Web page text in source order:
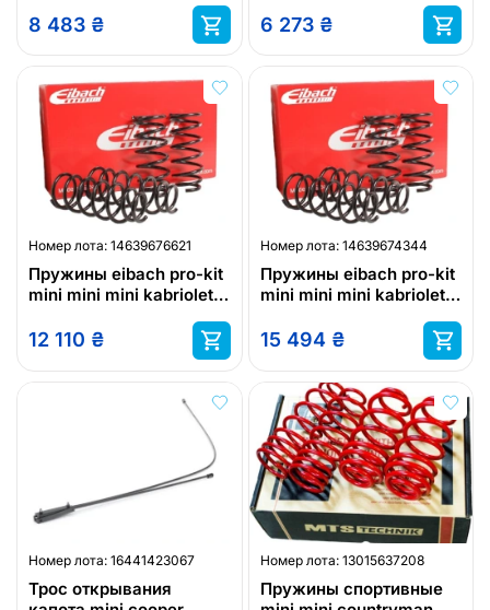
8 483 ₴ 6 273 ₴
Номер лота: 14639676621
Пружины eibach pro-kit
mini mini mini kabriolet
12 110 ₴
Номер лота: 14639674344
Пружины eibach pro-kit
mini mini mini kabriolet
15 494 ₴
Номер лота: 16441423067
Трос открывания
Номер лота: 13015637208
Пружины спортивные